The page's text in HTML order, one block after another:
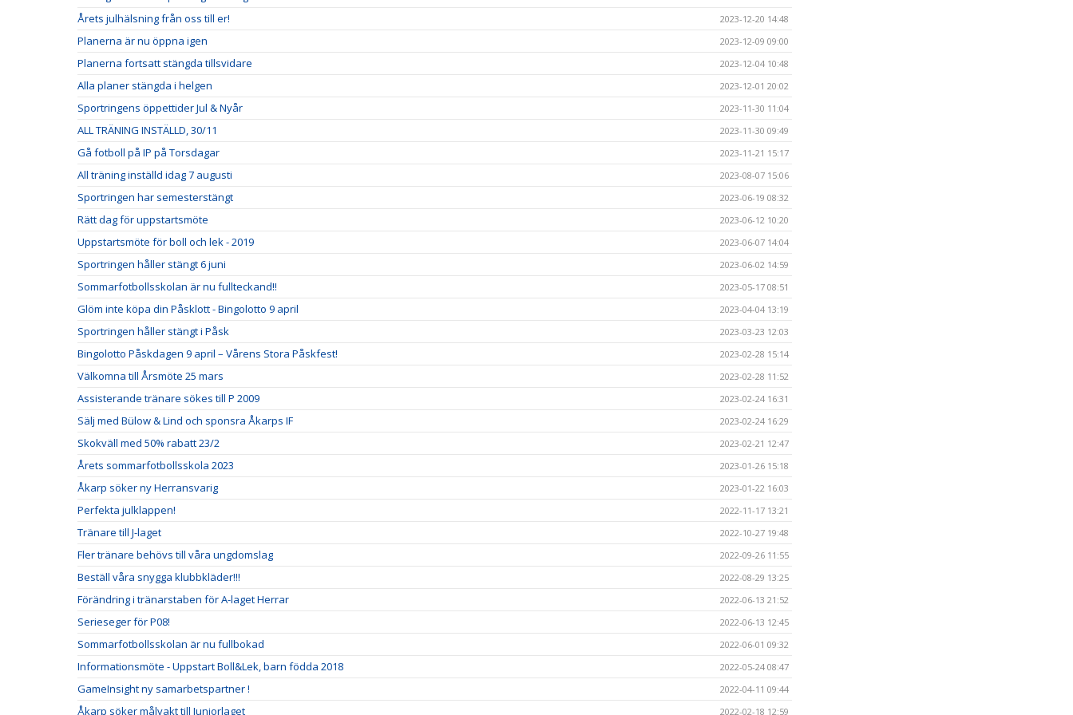
Årets julhälsning från oss till er! 2023-12-20 14:48
Planerna är nu öppna igen 2023-12-09 09:00
Planerna fortsatt stängda tillsvidare 2023-12-04 10:48
Alla planer stängda i helgen 2023-12-01 20:02
Sportringens öppettider Jul & Nyår 2023-11-30 11:04
ALL TRÄNING INSTÄLLD, 30/11 2023-11-30 09:49
Gå fotboll på IP på Torsdagar 2023-11-21 15:17
All träning inställd idag 7 augusti 2023-08-07 15:06
Sportringen har semesterstängt 2023-06-19 08:32
Rätt dag för uppstartsmöte 2023-06-12 10:20
Uppstartsmöte för boll och lek - 2019 2023-06-07 14:04
Sportringen håller stängt 6 juni 2023-06-02 14:59
Sommarfotbollsskolan är nu fullteckand!! 2023-05-17 08:51
Glöm inte köpa din Påsklott - Bingolotto 9 april 2023-04-04 13:19
Sportringen håller stängt i Påsk 2023-03-23 12:03
Bingolotto Påskdagen 9 april – Vårens Stora Påskfest! 2023-02-28 15:14
Välkomna till Årsmöte 25 mars 2023-02-28 11:52
Assisterande tränare sökes till P 2009 2023-02-24 16:31
Sälj med Bülow & Lind och sponsra Åkarps IF 2023-02-24 16:29
Skokväll med 50% rabatt 23/2 2023-02-21 12:47
Årets sommarfotbollsskola 2023 2023-01-26 15:18
Åkarp söker ny Herransvarig 2023-01-22 16:03
Perfekta julklappen! 2022-11-17 13:21
Tränare till J-laget 2022-10-27 19:48
Fler tränare behövs till våra ungdomslag 2022-09-26 11:55
Beställ våra snygga klubbkläder!!! 2022-08-29 13:25
Förändring i tränarstaben för A-laget Herrar 2022-06-13 21:52
Serieseger för P08! 2022-06-13 12:45
Sommarfotbollsskolan är nu fullbokad 2022-06-01 09:32
Informationsmöte - Uppstart Boll&Lek, barn födda 2018 2022-05-24 08:47
GameInsight ny samarbetspartner ! 2022-04-11 09:44
Åkarp söker målvakt till Juniorlaget 2022-02-18 12:59